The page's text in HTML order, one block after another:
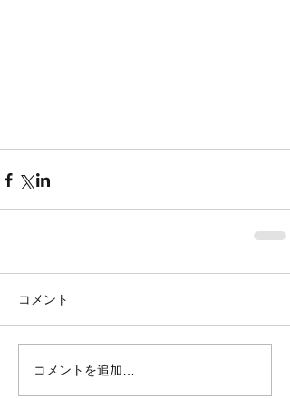
コメント
コメントを追加…